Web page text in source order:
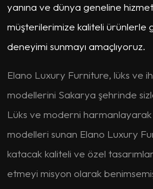
yanına ve dünya geneline
müşterilerimize kaliteli ürünlerle
deneyimi sunmayı amaçlıyoruz.
Elano Luxury Furniture, lüks ve
modellerini Sakarya şehrinde
Lüks ve moderni harmanlayarak
modelleri sunan Elano Luxury
katacak kaliteli ve özel
etmeyi misyon olarak